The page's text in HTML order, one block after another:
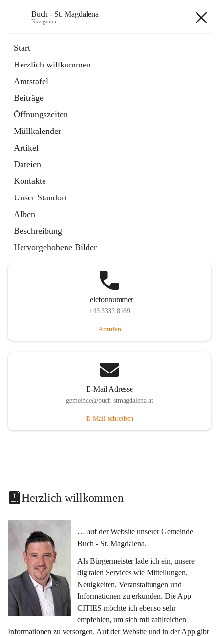
Buch - St. Magdalena
Navigation
Start
Herzlich willkommen
Amtstafel
Beiträge
Öffnungszeiten
Müllkalender
Artikel
Dateien
Kontakte
Unser Standort
Alben
Beschreibung
Hervorgehobene Bilder
11 Schnellzugriffe
Bürgerservice
10 Schnellzugriffe
Telefonnummer
+43 3332 8169
Anrufen
E-Mail Adresse
gemeinde@buch-stmagdalena.at
E-Mail schreiben
Herzlich willkommen
… auf der Website unserer Gemeinde
Buch - St. Magdalena.
Als Bürgermeister lade ich ein, unsere
digitalen Services wie Mitteilungen,
Neuigkeiten, Veranstaltungen und
Informationen zu erkunden. Die App
CITIES möchte ich ebenso sehr
empfehlen, um sich mit zahlreichen
Informationen zu versorgen. Auf der Website und in der App gibt